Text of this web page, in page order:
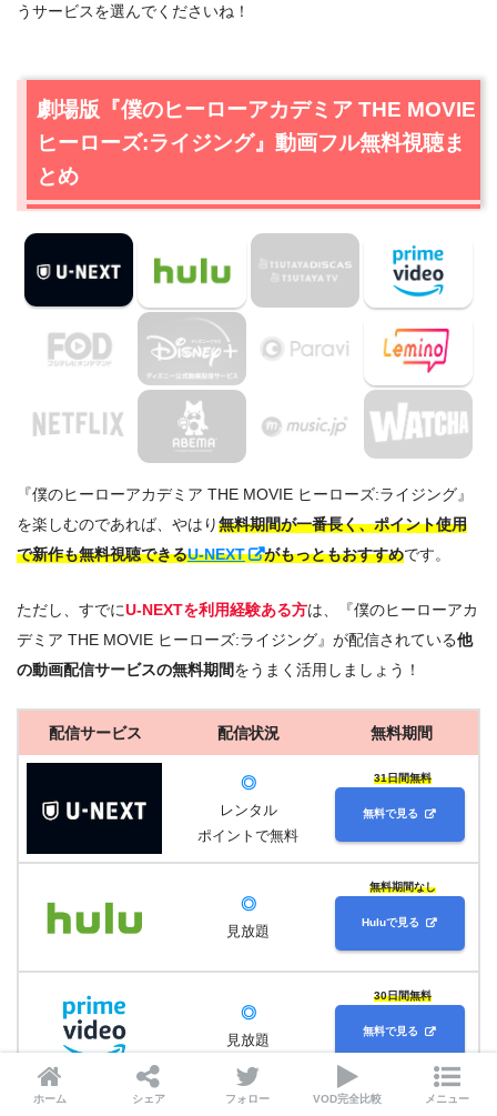
うサービスを選んでくださいね！
劇場版『僕のヒーローアカデミア THE MOVIE
ヒーローズ:ライジング』動画フル無料視聴ま
とめ
『僕のヒーローアカデミア THE MOVIE ヒーローズ:ライジング』
を楽しむのであれば、やはり無料期間が一番長く、ポイント使用
で新作も無料視聴できるU-NEXT がもっともおすすめです。
ただし、すでにU-NEXTを利用経験ある方は、『僕のヒーローアカ
デミア THE MOVIE ヒーローズ:ライジング』が配信されている他
の動画配信サービスの無料期間をうまく活用しましょう！
配信サービス 配信状況 無料期間
◎
レンタル
ポイントで無料
31日間無料
無料で見る
◎
見放題
無料期間なし
Huluで見る
◎
見放題
30日間無料
無料で見る
31日間無料
ホーム シェア フォロー VOD完全比較 メニュー